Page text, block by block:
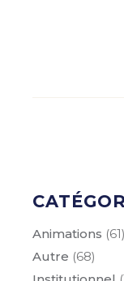
Animations (61)
Autre (68)